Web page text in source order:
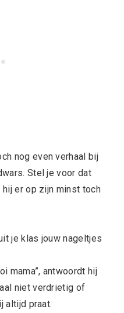
nog even verhaal bij
Stel je voor dat
er op zijn minst toch
je klas jouw nageltjes
mama”, antwoordt hij
niet verdrietig of
altijd praat.